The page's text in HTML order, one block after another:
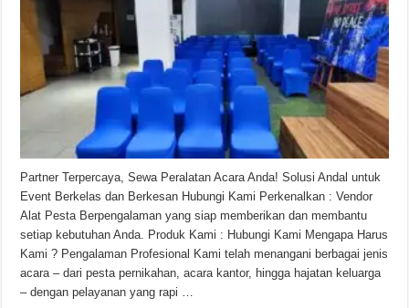
Partner Terpercaya, Sewa Peralatan Acara Anda! Solusi Andal untuk
Event Berkelas dan Berkesan Hubungi Kami Perkenalkan : Vendor
Alat Pesta Berpengalaman yang siap memberikan dan membantu
setiap kebutuhan Anda. Produk Kami : Hubungi Kami Mengapa Harus
Kami ? Pengalaman Profesional Kami telah menangani berbagai jenis
acara – dari pesta pernikahan, acara kantor, hingga hajatan keluarga
– dengan pelayanan yang rapi …